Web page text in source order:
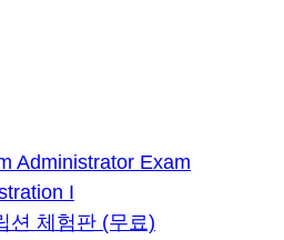
Administrator Exam
I
션 체험판 (무료)